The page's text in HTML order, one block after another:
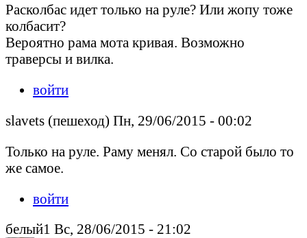
Расколбас идет только на руле? Или жопу тоже
колбасит?
Вероятно рама мота кривая. Возможно
траверсы и вилка.
войти
slavets (пешеход) Пн, 29/06/2015 - 00:02
Только на руле. Раму менял. Со старой было то
же самое.
войти
белый1 Вс, 28/06/2015 - 21:02